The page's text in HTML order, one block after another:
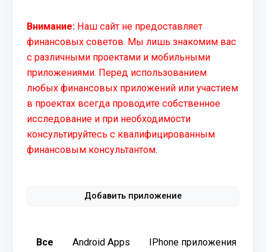
Внимание: Наш сайт не предоставляет
финансовых советов. Мы лишь знакомим вас
с различными проектами и мобильными
приложениями. Перед использованием
любых финансовых приложений или участием
в проектах всегда проводите собственное
исследование и при необходимости
консультируйтесь с квалифицированным
финансовым консультантом.
Добавить приложение
Все Android Apps IPhone приложения